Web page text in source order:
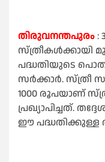
തിരുവനന്തപുരം:
സ്ത്രീകള്‍ക്കായി
പദ്ധതിയുടെ
സർക്കാർ. സ്ത്രീ
1000 രൂപയാണ്
പ്രഖ്യാപിച്ചത്.
ഈ പദ്ധതിക്കുള്ള